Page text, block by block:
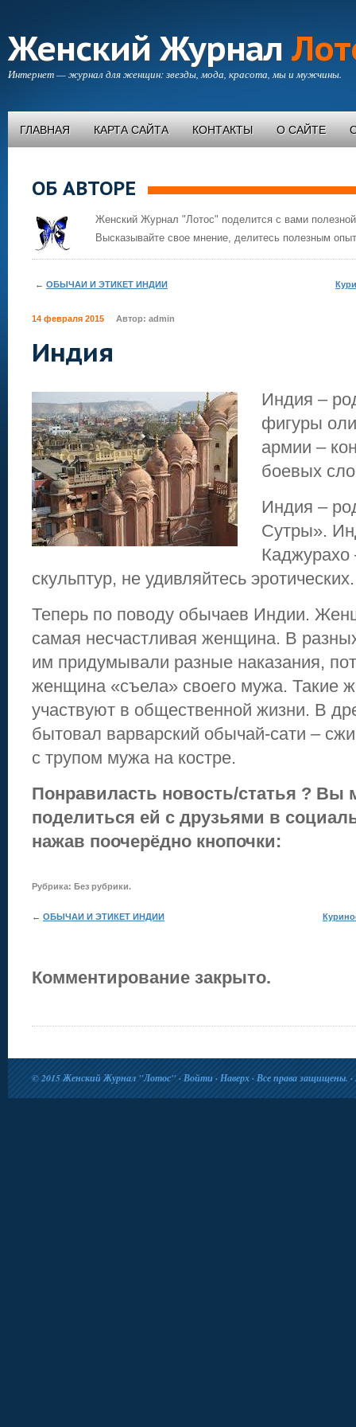
Женский Журнал
Интернет — журнал для женщин: звезды, мода, красота, мы и мужчины.
ГЛАВНАЯ КАРТА САЙТА КОНТАКТЫ О САЙТЕ
ОБ АВТОРЕ
Женский Журнал "Лотос" поделится с вами
Высказывайте свое мнение, делитесь полезным
← ОБЫЧАИ И ЭТИКЕТ ИНДИИ
14 февраля 2015 Автор: admin
Индия
Индия –
фигуры
армии –
боевых
Индия –
Сутры».
скульптур, не удивляйтесь эротических.
Теперь по поводу обычаев Индии.
самая несчастливая женщина. В
им придумывали разные наказания,
женщина «съела» своего мужа. Такие
участвуют в общественной жизни. В
бытовал варварский обычай-сати –
с трупом мужа на костре.
Понравиласть новость/статья ? Вы
поделиться ей с друзьями в
нажав поочерёдно кнопочки:
Рубрика: Без рубрики.
← ОБЫЧАИ И ЭТИКЕТ ИНДИИ
Комментирование закрыто.
© 2015Женский Журнал "Лотос"·Войти·Наверх· Все права защищены.